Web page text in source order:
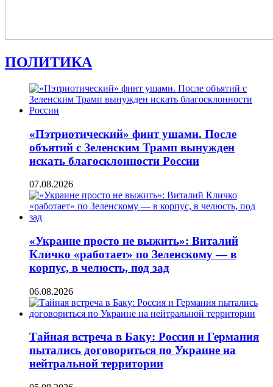
ПОЛИТИКА
«Пэтриотический» финт ушами. После
объятий с Зеленским Трамп вынужден
искать благосклонности России
07.08.2026
«Украине просто не выжить»: Виталий
Кличко «работает» по Зеленскому — в
корпус, в челюсть, под зад
06.08.2026
Тайная встреча в Баку: Россия и Германия
пытались договориться по Украине на
нейтральной территории